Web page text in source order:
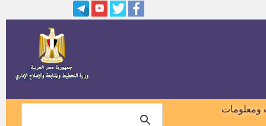
ومعلومات
والصرف الصحى بمحافظة بنى
وظائف قيادات الادارة المحلية
النشرة القومية للتشغيل والواردة
2017